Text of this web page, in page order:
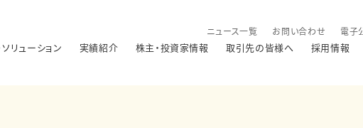
ニュース一覧 お問い合わせ 電子
リューション 実績紹介 株主・投資家情報 取引先の皆様へ 採用情報